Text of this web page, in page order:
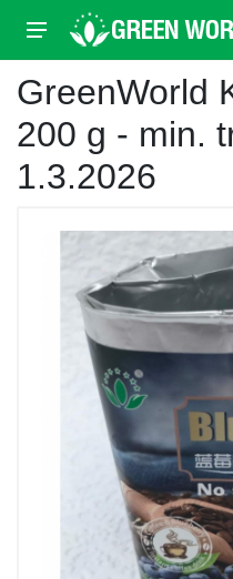
GreenWorld
200 g - min.
1.3.2026